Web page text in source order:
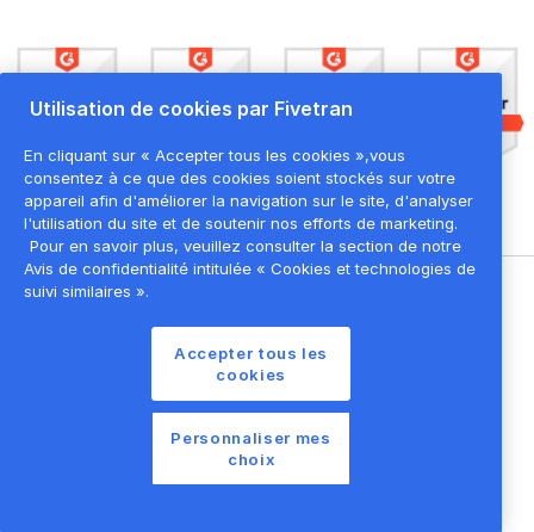
Conditions d'utilisation du site
Politique de confidentialité
Paramètres des cookies
Utilisation de cookies par Fivetran
En cliquant sur « Accepter tous les cookies »,vous
consentez à ce que des cookies soient stockés sur votre
appareil afin d'améliorer la navigation sur le site, d'analyser
l'utilisation du site et de soutenir nos efforts de marketing.
Pour en savoir plus, veuillez consulter la section de notre
Avis de confidentialité intitulée « Cookies et technologies de
suivi similaires ».
Accepter tous les
cookies
Personnaliser mes
choix